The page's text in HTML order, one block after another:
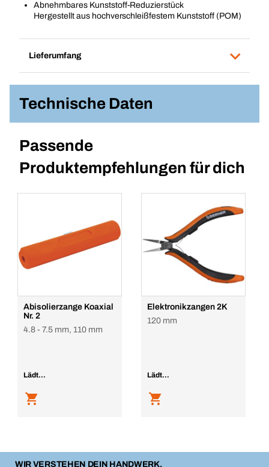
Abnehmbares Kunststoff-Reduzierstück
Hergestellt aus hochverschleißfestem Kunststoff (POM)
Lieferumfang
Technische Daten
Passende
Produktempfehlungen für dich
Abisolierzange Koaxial
Nr. 2
4.8 - 7.5 mm, 110 mm
Lädt...
Elektronikzangen 2K
120 mm
Lädt...
WIR VERSTEHEN DEIN HANDWERK.